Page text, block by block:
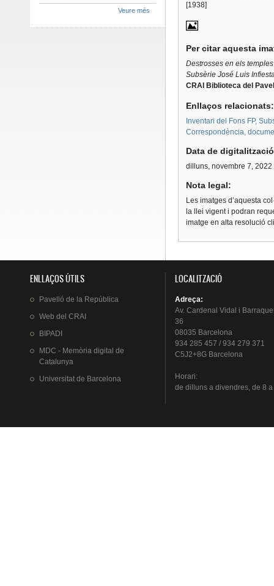
[1938]
Per citar aquesta
Destrosses en els
SubsèrieJosé Luis
CRAI Biblioteca del
Enllaços
Inventari del Fons FP,
Correspondència,
Data de
dilluns, novembre 7, 2022
Nota legal:
Les imatges d’aquesta
la llei vigent i podran
imatge en alta resolució
Veure més
ENLLAÇOS ÚTILS
Pavelló de la República
Web del CRAI
BIPADI
MDC - Memòria digital de
Catalunya
Universitat de Barcelona
LOCALITZACIÓ
Adreça:
Av. Cardenal Vidal i
36
08035 Barcelona
934 285 457 / 934 279 371
C5J2+8G Barcelona
Horari:
de dillunsa divendres, de 8